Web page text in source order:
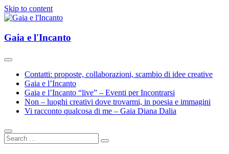
Skip to content
Gaia e l'Incanto
Gaia e l'Incanto
Contatti: proposte, collaborazioni, scambio di idee creative
Gaia e l’Incanto
Gaia e l’Incanto “live” – Eventi per Incontrarsi
Non – luoghi creativi dove trovarmi, in poesia e immagini
Vi racconto qualcosa di me – Gaia Diana Dalia